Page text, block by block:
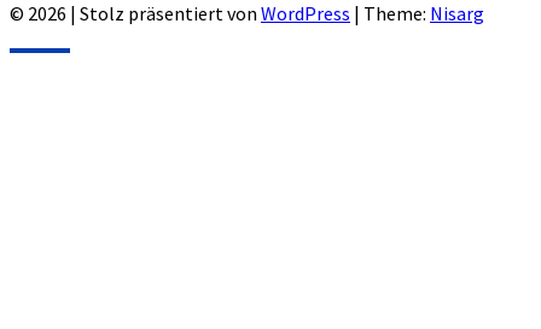
© 2026 | Stolz präsentiert von WordPress | Theme: Nisarg